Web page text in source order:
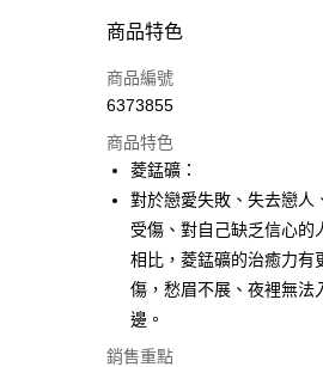
付款方式
信用卡一次付款
LINE Pay
Apple Pay
街口支付
悠遊付
商品特色
商品編號
6373855
商品特色
菱錳礦：
對於戀愛失敗、失去戀人
受傷、對自己缺乏信心的
相比，菱錳礦的治癒力有
傷，愁眉不展、夜裡無法
邊。
銷售重點